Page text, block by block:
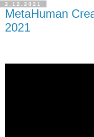
2.12.2021
MetaHuman
2021